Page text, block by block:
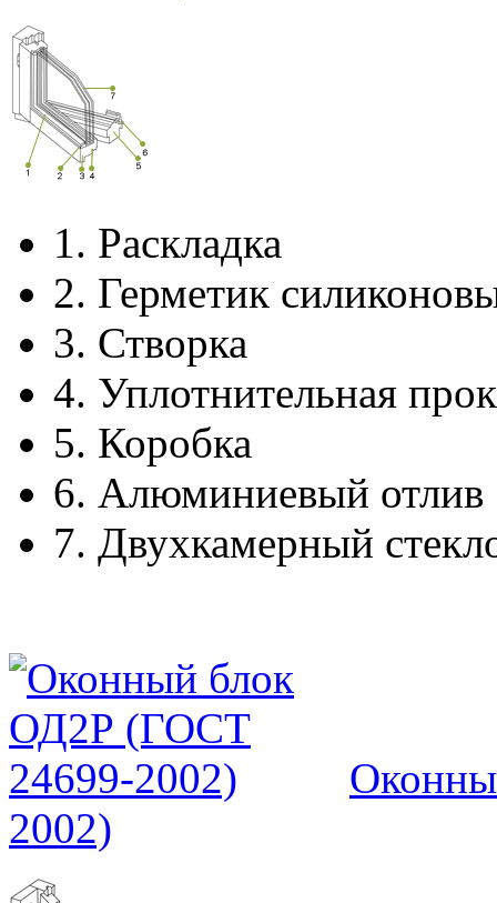
1. Раскладка
2. Герметик
3. Створка
4. Уплотнительная
5. Коробка
6. Алюминиевый отлив
7. Двухкамерный
2002)